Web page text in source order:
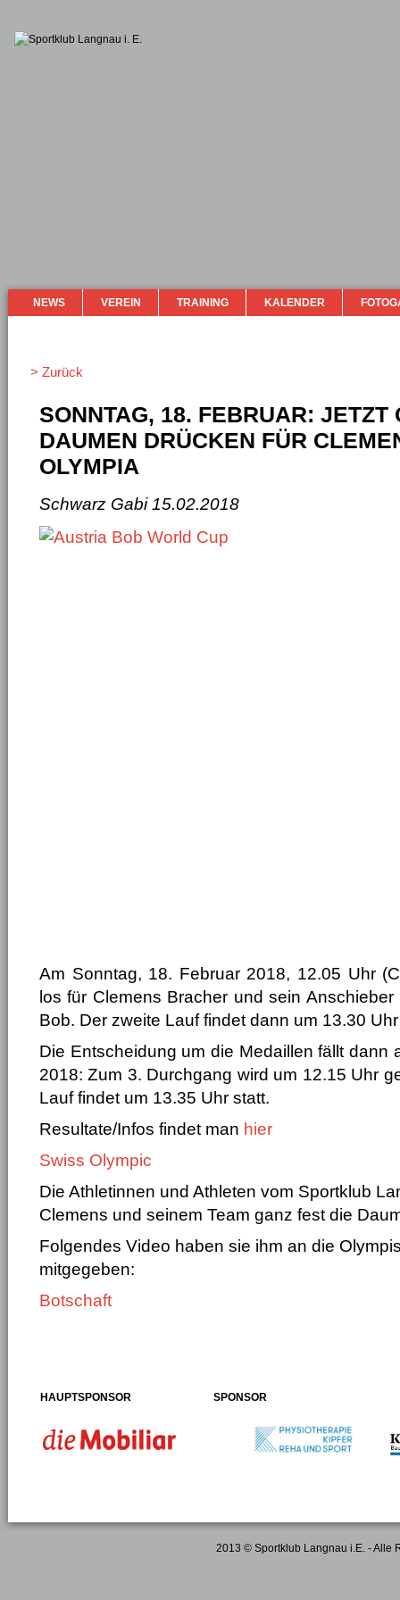
NEWS VEREIN TRAINING KALENDER
> Zurück
SONNTAG, 18. FEBRUAR: JETZT
DAUMEN DRÜCKEN FÜR
OLYMPIA
Schwarz Gabi 15.02.2018
Am Sonntag, 18. Februar 2018, 12.05 Uhr
los für Clemens Bracher und sein
Bob. Der zweite Lauf findet dann um 13.30
Die Entscheidung um die Medaillen fällt dann
2018: Zum 3. Durchgang wird um 12.15 Uhr
Lauf findet um 13.35 Uhr statt.
Resultate/Infos findet man hier
Swiss Olympic
Die Athletinnen und Athleten vom Sportklub
Clemens und seinem Team ganz fest die
Folgendes Video haben sie ihm an die
mitgegeben:
Botschaft
HAUPTSPONSOR SPONSOR
2013 © Sportklub Langnau i.E. - Alle